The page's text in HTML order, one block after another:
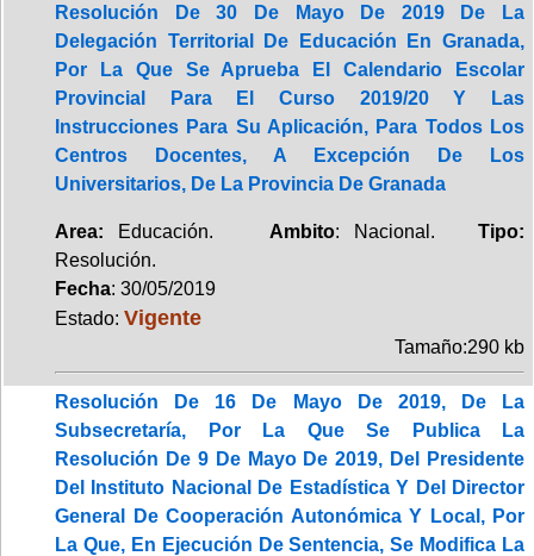
Resolución De 30 De Mayo De 2019 De La
Delegación Territorial De Educación En Granada,
Por La Que Se Aprueba El Calendario Escolar
Provincial Para El Curso 2019/20 Y Las
Instrucciones Para Su Aplicación, Para Todos Los
Centros Docentes, A Excepción De Los
Universitarios, De La Provincia De Granada
Area: Educación. Ambito: Nacional.Tipo:
Resolución.
Fecha: 30/05/2019
Estado: Vigente
Tamaño:290 kb
Resolución De 16 De Mayo De 2019, De La
Subsecretaría, Por La Que Se Publica La
Resolución De 9 De Mayo De 2019, Del Presidente
Del Instituto Nacional De Estadística Y Del Director
General De Cooperación Autonómica Y Local, Por
La Que, En Ejecución De Sentencia, Se Modifica La